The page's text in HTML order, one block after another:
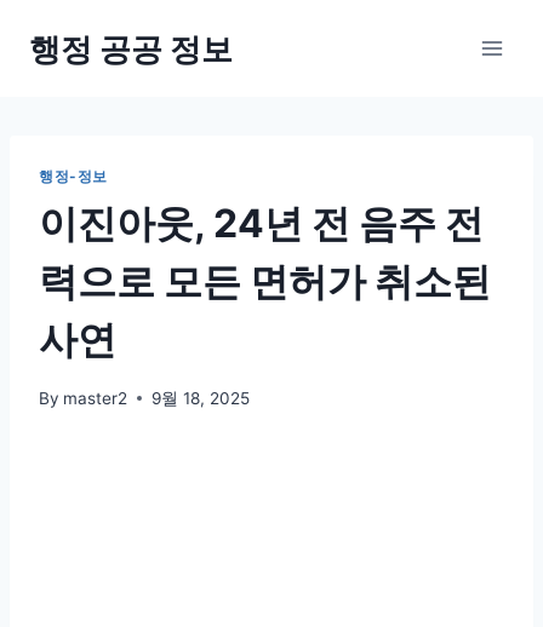
행정 공공 정보
행정-정보
이진아웃, 24년 전 음주 전
력으로 모든 면허가 취소된
사연
By master2 9월 18, 2025